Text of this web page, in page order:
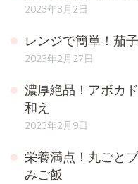
2023年3月2日
レンジで簡単！茄
2023年2月27日
濃厚絶品！アボカ
和え
2023年2月9日
栄養満点！丸ごと
みご飯